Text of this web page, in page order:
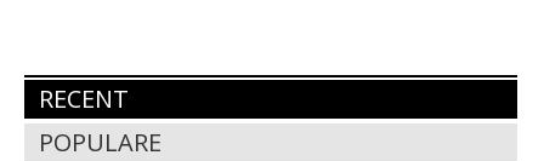
RECENT
POPULARE